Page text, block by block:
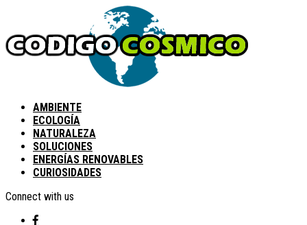
AMBIENTE
ECOLOGÍA
NATURALEZA
SOLUCIONES
ENERGÍAS RENOVABLES
CURIOSIDADES
Connect with us